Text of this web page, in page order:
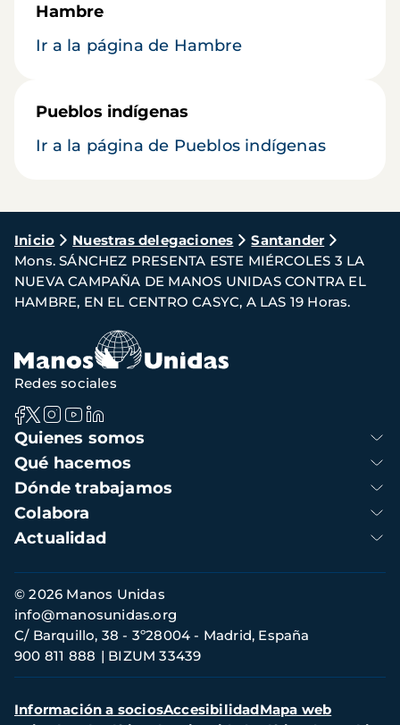
Hambre
Ir a la página de Hambre
Pueblos indígenas
Ir a la página de Pueblos indígenas
Ruta
de
navegación
Inicio Nuestras delegaciones
Santander
Mons. SÁNCHEZ PRESENTA ESTE MIÉRCOLES 3 LA
NUEVA CAMPAÑA DE MANOS UNIDAS CONTRA EL
HAMBRE, EN EL CENTRO CASYC, A LAS 19 Horas.
Navegación
principal
Quienes somos
Qué hacemos
Dónde trabajamos
Colabora
Actualidad
Redes sociales
Información
de
contacto
© 2026 Manos Unidas
C/ Barquillo, 38 - 3º28004 - Madrid, España
900 811 888
BIZUM 33439
info@manosunidas.org
Menú
Información a sociosAccesibilidadMapa web